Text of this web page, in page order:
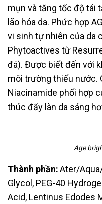
mụn và tăng tốc độ tái
lão hóa da. Phức hợp
vi sinh tự nhiên của da
Phytoactives từ
đá). Được biết đến với
môi trường thiếu nước.
Niacinamide phối hợp
thúc đẩy làn da sáng
Age
Thành phần:Ater/
Glycol, PEG-40
Acid, Lentinus Edodes